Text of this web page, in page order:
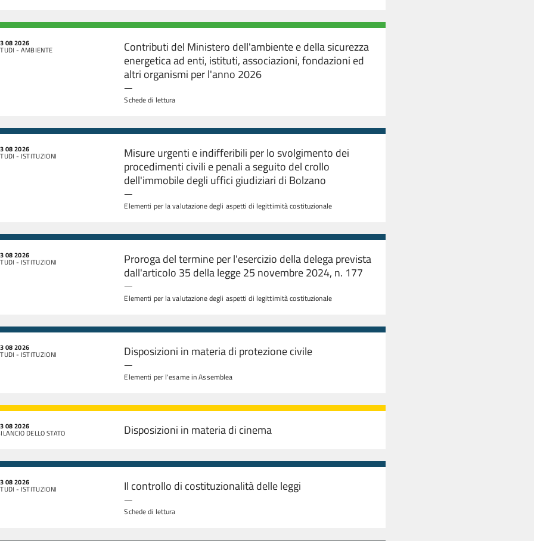
08 2026
- AMBIENTE
Contributi del Ministero dell'ambiente e della sicurezza
energetica ad enti, istituti, associazioni, fondazioni ed
altri organismi per l'anno 2026
—
Schede di lettura
08 2026
- ISTITUZIONI
Misure urgenti e indifferibili per lo svolgimento dei
procedimenti civili e penali a seguito del crollo
dell'immobile degli uffici giudiziari di Bolzano
—
Elementi per la valutazione degli aspetti di legittimità costituzionale
08 2026
- ISTITUZIONI
Proroga del termine per l'esercizio della delega prevista
dall'articolo 35 della legge 25 novembre 2024, n. 177
—
Elementi per la valutazione degli aspetti di legittimità costituzionale
08 2026
- ISTITUZIONI Disposizioni in materia di protezione civile
—
Elementi per l'esame in Assemblea
08 2026
DELLO STATO Disposizioni in materia di cinema
08 2026
- ISTITUZIONI Il controllo di costituzionalità delle leggi
—
Schede di lettura